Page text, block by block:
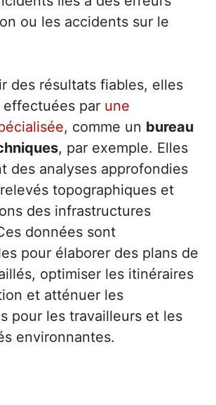
ou les accidents sur le
des résultats fiables, elles
par une
, comme un bureau
, par exemple. Elles
des analyses approfondies
topographiques et
des infrastructures
données sont
pour élaborer des plans de
optimiser les itinéraires
et atténuer les
pour les travailleurs et les
environnantes.